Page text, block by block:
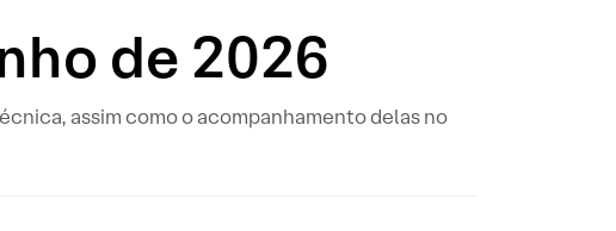
de 2026
assim como o acompanhamento delas no